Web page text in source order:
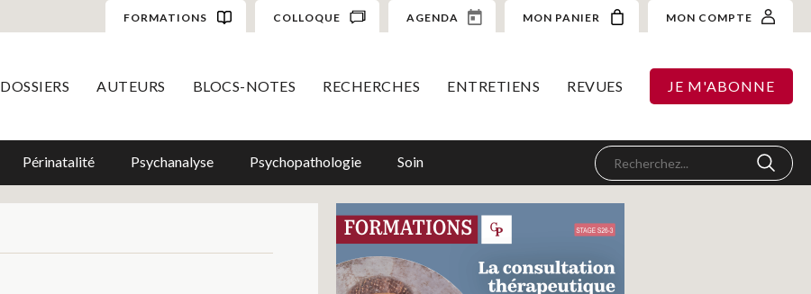
FORMATIONS COLLOQUE AGENDA MON PANIER MON COMPTE
DOSSIERS AUTEURS BLOCS-NOTES RECHERCHES ENTRETIENS REVUES JE M'ABONNE
Périnatalité Psychanalyse Psychopathologie Soin